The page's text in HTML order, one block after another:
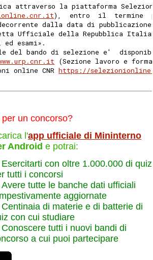
attraverso la piattaforma
),  entro  il  termine
dalla data di
Ufficiale della Repubblica
ed esami».
del bando di selezione e'
(Sezione lavoro e
online CNR https://
un concorso?
l'app ufficiale di Mininterno
Android e potrai:
Esercitarti con oltre 1.000.000 di quiz
tutti i concorsi
Avere tutte le banche dati ufficiali
aggiornate
Centinaia di materie e di batterie di
con cui studiare
Conoscere tutti i nuovi bandi di
a cui puoi partecipare